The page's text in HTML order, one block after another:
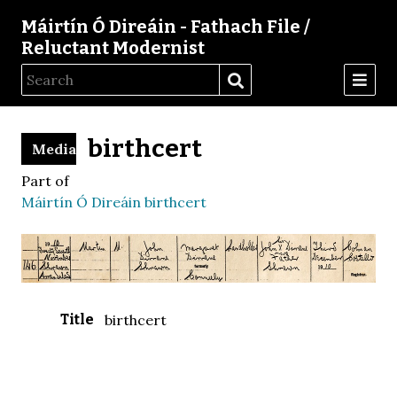
Máirtín Ó Direáin - Fathach File /
Reluctant Modernist
birthcert
Media
Part of
Máirtín Ó Direáin birthcert
Title birthcert